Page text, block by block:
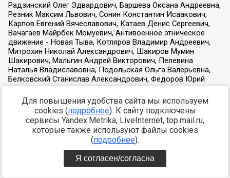
Для повышения удобства сайта мы используем
cookies (подробнее). К сайту подключены
сервисы Yandex.Metrika, LiveInternet, top.mail.ru,
которые также используют файлы cookies
(подробнее).
Я согласен/согласна